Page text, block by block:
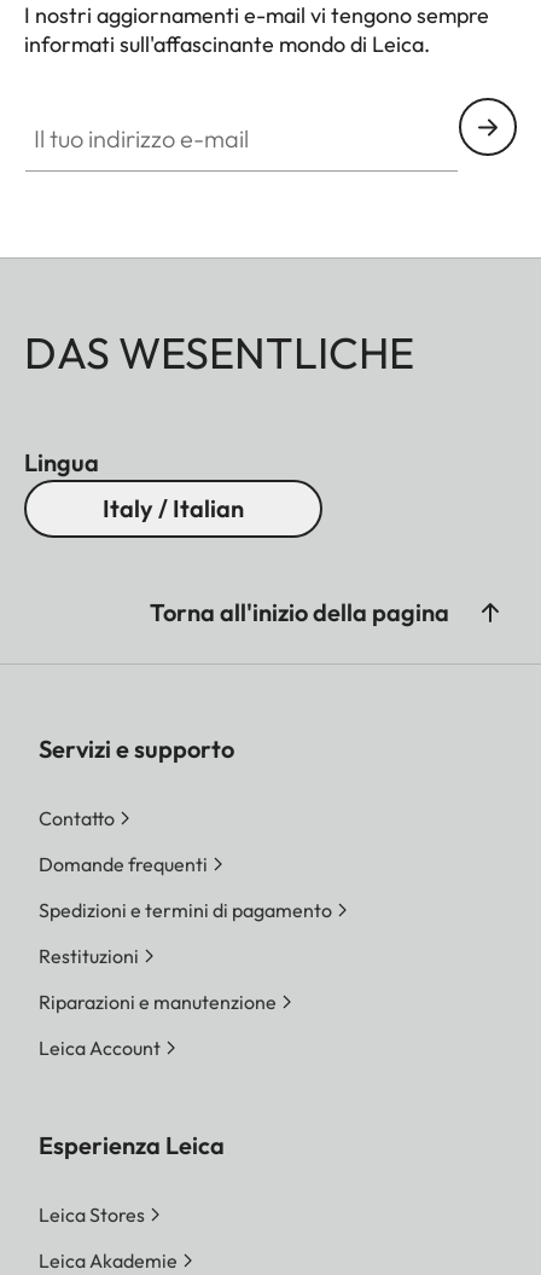
I nostri aggiornamenti e-mail vi tengono sempre
informati sull'affascinante mondo di Leica.
DAS WESENTLICHE
Lingua
Italy / Italian
Torna all'inizio della pagina
Servizi e supporto
Contatto
Domande frequenti
Spedizioni e termini di pagamento
Restituzioni
Riparazioni e manutenzione
Leica Account
Esperienza Leica
Leica Stores
Leica Akademie